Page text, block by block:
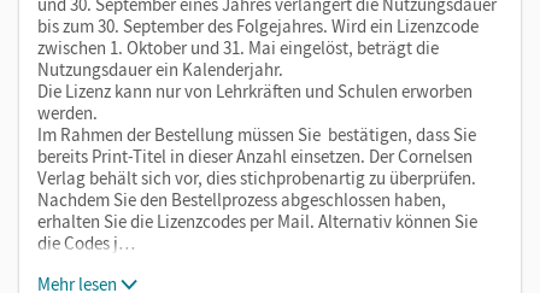
bis zum 30. September des Folgejahres. Wird ein Lizenzcode
zwischen 1. Oktober und 31. Mai eingelöst, beträgt die
Nutzungsdauer ein Kalenderjahr.
Die Lizenz kann nur von Lehrkräften und Schulen erworben
werden.
Im Rahmen der Bestellung müssen Sie bestätigen, dass Sie
bereits Print-Titel in dieser Anzahl einsetzen. Der Cornelsen
Verlag behält sich vor, dies stichprobenartig zu überprüfen.
Nachdem Sie den Bestellprozess abgeschlossen haben,
erhalten Sie die Lizenzcodes per Mail. Alternativ können Sie
die Codes j…
Mehr lesen